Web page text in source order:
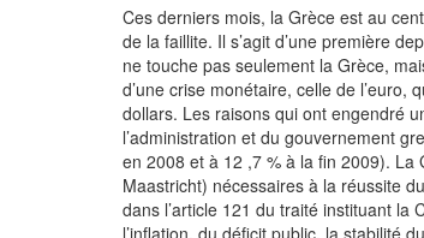
Ces derniers mois, la Grèce est au
de la faillite. Il s’agit d’une première
ne touche pas seulement la Grèce,
d’une crise monétaire, celle de l’euro,
dollars. Les raisons qui ont engendré
l’administration et du gouvernement
en 2008 et à 12 ,7 % à la fin 2009). La
Maastricht) nécessaires à la réussite
dans l’article 121 du traité instituant
l’inflation, du déficit public, la stabilité